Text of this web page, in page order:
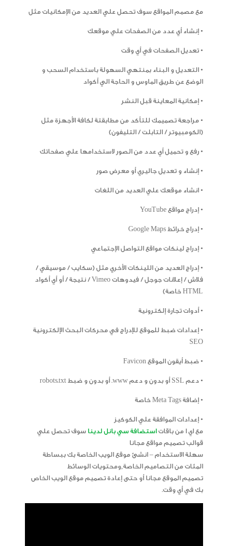
مع مصمم المواقع سوف تحصل علي العديد من الإمكانيات مثل
• إنشاء أي عدد من الصفحات علي موقعك
• تعديل الصفحات في أي وقت
• التعديل و البناء بمنتهي السهولة باستخدام السحب و
الوضع عن طريق الماوس و الحاجة الي أكواد
• إمكانية المعاينة قبل النشر
• مراجعة تصميمك للتأكد من مطابقتة لكافة الأجهزة مثل
(الكومبيوتر / التابلت / التليفون)
• رفع و تحميل أي عدد من الصور لاستخدامها علي صفحاتك
• إنشاء و تعديل جاليري أو معرض صور
• انشاء موقعك علي العديد من اللغات
• إدراج مواقع YouTube
• إدراج خرائط Google Maps
• إدراج لينكات مواقع التواصل الإجتماعي
• إدراج العديد من اللينكات الأخري مثل (سكايب / موسيقي /
فلاش / إعلانات جوجل / فيدوهات Vimeo / نتيجة / أو أي أكواد
HTML خاصة)
• أدوات تجارة إلكترونية
• إعدادات ضبط للموقع للإدراج في محركات البحث الإلكترونية
SEO
• ضبط أيقون الموقع Favicon
• دعم SSL أو بدون و دعم www. أو بدون و ضبط robots.txt
• إضافة Meta Tags خاصة
• إعدادات الموافقة علي الكوكيز
مع اي ا من باقات استضافة سي بانل لدينا سوف تحصل علي
قوالب تصميم مواقع مجانا
سهلة الاستخدام – انشئ موقع الويب الخاصة بك ببساطة
المئات من التصاميم الخاصة,ومحتويات الوسائط
تصميم الموقع مجانا أو حتى إعادة تصميم موقع الويب الخاص
بك في أي وقت.